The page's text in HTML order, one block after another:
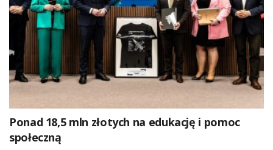
Ponad 18,5 mln złotych na edukację i pomoc
społeczną